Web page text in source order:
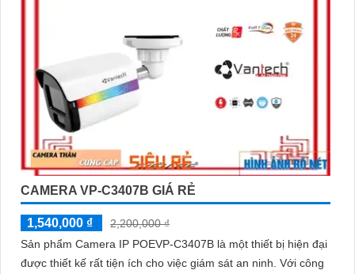
CAMERA VP-C3407B GIÁ RẺ
1,540,000 ₫
2,200,000 ₫
Sản phẩm Camera IP POEVP-C3407B là một thiết bị hiện đại
được thiết kế rất tiện ích cho việc giám sát an ninh. Với công